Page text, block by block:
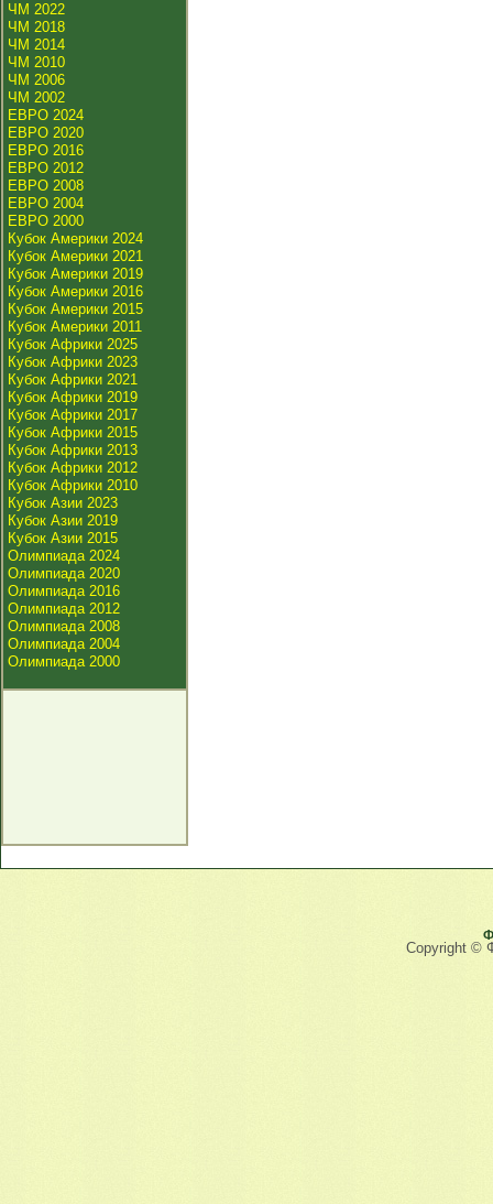
ЧМ 2022
ЧМ 2018
ЧМ 2014
ЧМ 2010
ЧМ 2006
ЧМ 2002
ЕВРО 2024
ЕВРО 2020
ЕВРО 2016
ЕВРО 2012
ЕВРО 2008
ЕВРО 2004
ЕВРО 2000
Кубок Америки 2024
Кубок Америки 2021
Кубок Америки 2019
Кубок Америки 2016
Кубок Америки 2015
Кубок Америки 2011
Кубок Африки 2025
Кубок Африки 2023
Кубок Африки 2021
Кубок Африки 2019
Кубок Африки 2017
Кубок Африки 2015
Кубок Африки 2013
Кубок Африки 2012
Кубок Африки 2010
Кубок Азии 2023
Кубок Азии 2019
Кубок Азии 2015
Олимпиада 2024
Олимпиада 2020
Олимпиада 2016
Олимпиада 2012
Олимпиада 2008
Олимпиада 2004
Олимпиада 2000
Copyright ©